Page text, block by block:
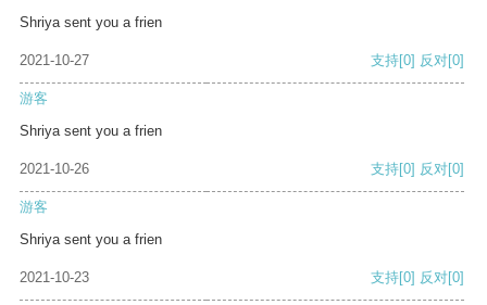
Shriya sent you a frien
2021-10-27 支持[0] 反对[0]
游客
Shriya sent you a frien
2021-10-26 支持[0] 反对[0]
游客
Shriya sent you a frien
2021-10-23 支持[0] 反对[0]